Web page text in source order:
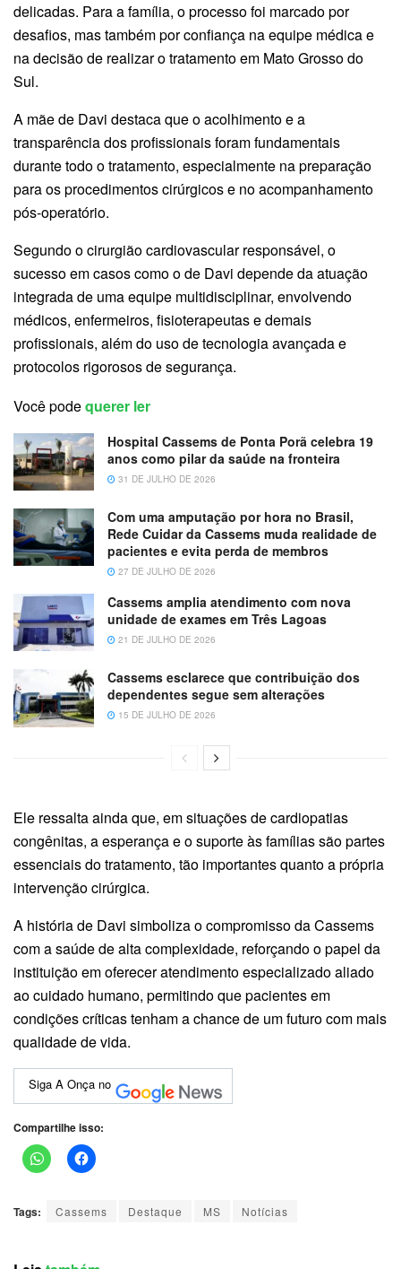
delicadas. Para a família, o processo foi marcado por
desafios, mas também por confiança na equipe médica e
na decisão de realizar o tratamento em Mato Grosso do
Sul.
A mãe de Davi destaca que o acolhimento e a
transparência dos profissionais foram fundamentais
durante todo o tratamento, especialmente na preparação
para os procedimentos cirúrgicos e no acompanhamento
pós-operatório.
Segundo o cirurgião cardiovascular responsável, o
sucesso em casos como o de Davi depende da atuação
integrada de uma equipe multidisciplinar, envolvendo
médicos, enfermeiros, fisioterapeutas e demais
profissionais, além do uso de tecnologia avançada e
protocolos rigorosos de segurança.
Você podequerer ler
Hospital Cassems de Ponta Porã celebra 19
anos como pilar da saúde na fronteira
31 DE JULHO DE 2026
Com uma amputação por hora no Brasil,
Rede Cuidar da Cassems muda realidade de
pacientes e evita perda de membros
27 DE JULHO DE 2026
Cassems amplia atendimento com nova
unidade de exames em Três Lagoas
21 DE JULHO DE 2026
Cassems esclarece que contribuição dos
dependentes segue sem alterações
15 DE JULHO DE 2026
Ele ressalta ainda que, em situações de cardiopatias
congênitas, a esperança e o suporte às famílias são partes
essenciais do tratamento, tão importantes quanto a própria
intervenção cirúrgica.
A história de Davi simboliza o compromisso da Cassems
com a saúde de alta complexidade, reforçando o papel da
instituição em oferecer atendimento especializado aliado
ao cuidado humano, permitindo que pacientes em
condições críticas tenham a chance de um futuro com mais
qualidade de vida.
Siga A Onça no
Compartilhe isso:
Tags: Cassems Destaque MS Notícias